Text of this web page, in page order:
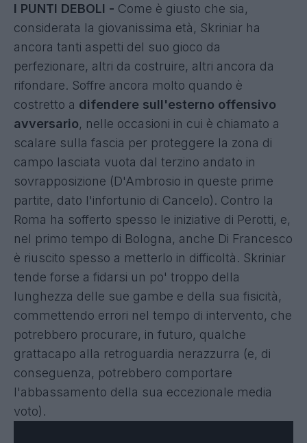
I PUNTI DEBOLI - Come è giusto che sia,
considerata la giovanissima età, Skriniar ha
ancora tanti aspetti del suo gioco da
perfezionare, altri da costruire, altri ancora da
rifondare. Soffre ancora molto quando è
costretto a difendere sull'esterno offensivo
avversario, nelle occasioni in cui è chiamato a
scalare sulla fascia per proteggere la zona di
campo lasciata vuota dal terzino andato in
sovrapposizione (D'Ambrosio in queste prime
partite, dato l'infortunio di Cancelo). Contro la
Roma ha sofferto spesso le iniziative di Perotti, e,
nel primo tempo di Bologna, anche Di Francesco
è riuscito spesso a metterlo in difficoltà. Skriniar
tende forse a fidarsi un po' troppo della
lunghezza delle sue gambe e della sua fisicità,
commettendo errori nel tempo di intervento, che
potrebbero procurare, in futuro, qualche
grattacapo alla retroguardia nerazzurra (e, di
conseguenza, potrebbero comportare
l'abbassamento della sua eccezionale media
voto).